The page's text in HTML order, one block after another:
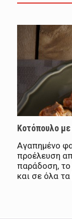
Κοτόπουλο
Αγαπημένο
προέλευση
παράδοση, το
και σε όλα τα